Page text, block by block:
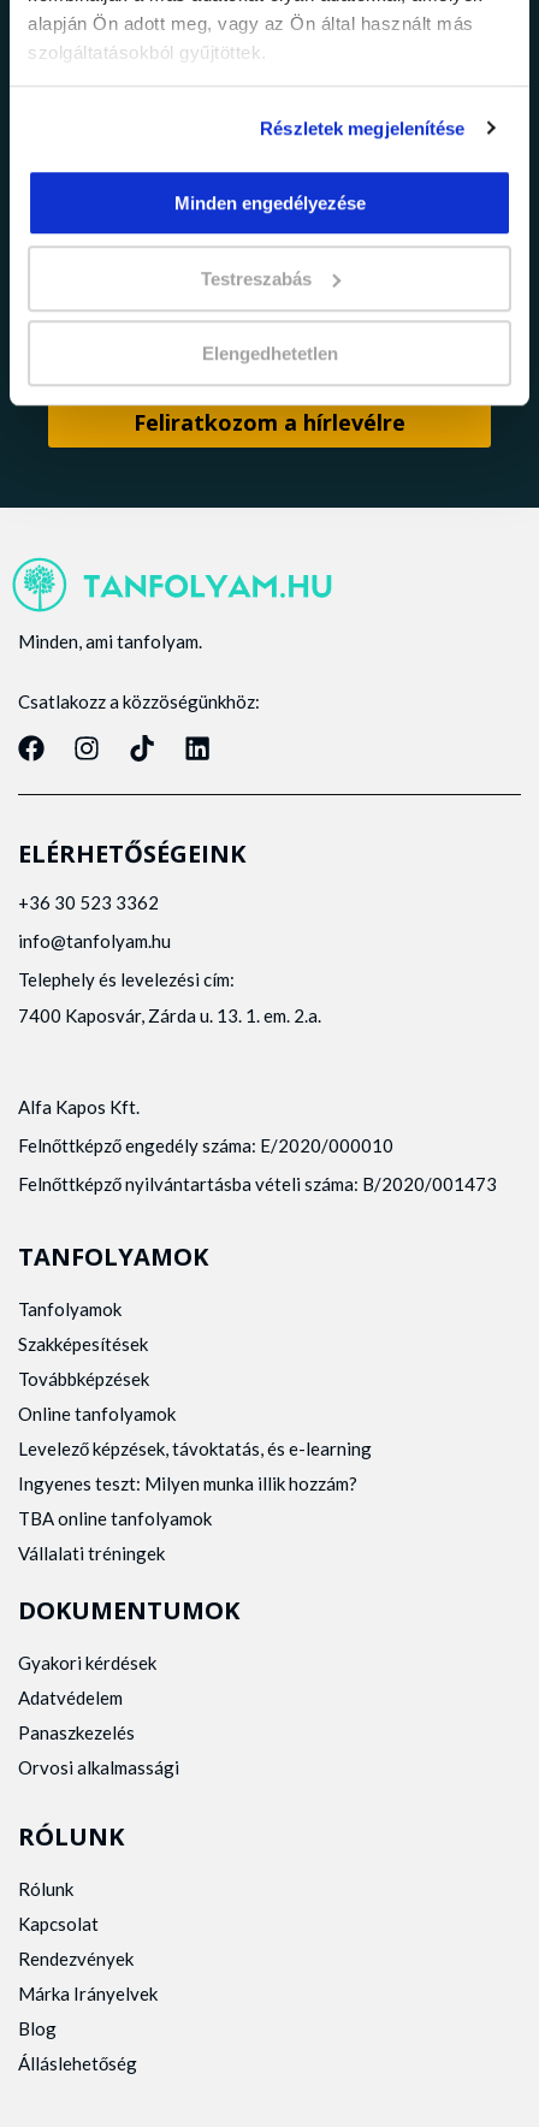
alapján Ön adott meg, vagy az Ön által használt más
szolgáltatásokból gyűjtöttek.
Részletek megjelenítése
Minden engedélyezése
Testreszabás
Elengedhetetlen
Értesülj elsőként legújabb tanfolyamainkról,
legfrissebb híreinkről és időszakos
promócióinkról.
adatkezelési tájékoztatóban
Minden, ami tanfolyam.
Csatlakozz a közzöségünkhöz:
ELÉRHETŐSÉGEINK
+36 30 523 3362
info@tanfolyam.hu
Telephely és levelezési cím:
7400 Kaposvár, Zárda u. 13. 1. em. 2.a.
Alfa Kapos Kft.
Felnőttképző engedély száma: E/2020/000010
Felnőttképző nyilvántartásba vételi száma: B/2020/001473
TANFOLYAMOK
Tanfolyamok
Szakképesítések
Továbbképzések
Online tanfolyamok
Levelező képzések, távoktatás, és e-learning
Ingyenes teszt: Milyen munka illik hozzám?
TBA online tanfolyamok
Vállalati tréningek
DOKUMENTUMOK
Gyakori kérdések
Adatvédelem
Panaszkezelés
Orvosi alkalmassági
RÓLUNK
Rólunk
Kapcsolat
Rendezvények
Márka Irányelvek
Blog
Álláslehetőség